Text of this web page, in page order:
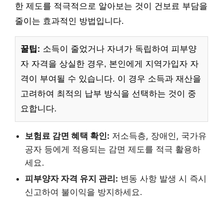
한 제도를 적극적으로 알아보는 것이 건보료 부담을
줄이는 효과적인 방법입니다.
꿀팁: 소득이 줄었거나 자녀가 독립하여 피부양
자 자격을 상실한 경우, 본인에게 지역가입자 자
격이 부여될 수 있습니다. 이 경우 소득과 재산을
고려하여 최적의 납부 방식을 선택하는 것이 중
요합니다.
보험료 감면 혜택 확인: 저소득층, 장애인, 국가유
공자 등에게 적용되는 감면 제도를 적극 활용하
세요.
피부양자 자격 유지 관리: 변동 사항 발생 시 즉시
신고하여 불이익을 방지하세요.